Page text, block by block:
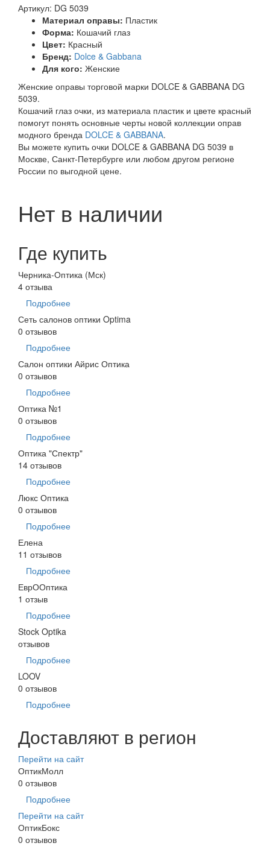
Артикул: DG 5039
Материал оправы: Пластик
Форма: Кошачий глаз
Цвет: Красный
Бренд: Dolce & Gabbana
Для кого: Женские
Женские оправы торговой марки DOLCE & GABBANA DG
5039.
Кошачий глаз очки, из материала пластик и цвете красный
помогут понять основные черты новой коллекции оправ
модного бренда DOLCE & GABBANA.
Вы можете купить очки DOLCE & GABBANA DG 5039 в
Москве, Санкт-Петербурге или любом другом регионе
России по выгодной цене.
Нет в наличии
Где купить
Черника-Оптика (Мск)
4 отзыва
Подробнее
Сеть салонов оптики Optima
0 отзывов
Подробнее
Салон оптики Айрис Оптика
0 отзывов
Подробнее
Оптика №1
0 отзывов
Подробнее
Оптика "Спектр"
14 отзывов
Подробнее
Люкс Оптика
0 отзывов
Подробнее
Елена
11 отзывов
Подробнее
ЕврООптика
1 отзыв
Подробнее
Stock Optika
отзывов
Подробнее
LOOV
0 отзывов
Подробнее
Доставляют в регион
Перейти на сайт
ОптикМолл
0 отзывов
Подробнее
Перейти на сайт
ОптикБокс
0 отзывов